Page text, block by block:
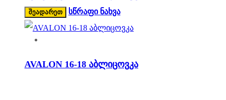
ავტონაწილები
შეადარეთ სწრაფი ნახვა
AVALON 16-18 აბლიცოვკა